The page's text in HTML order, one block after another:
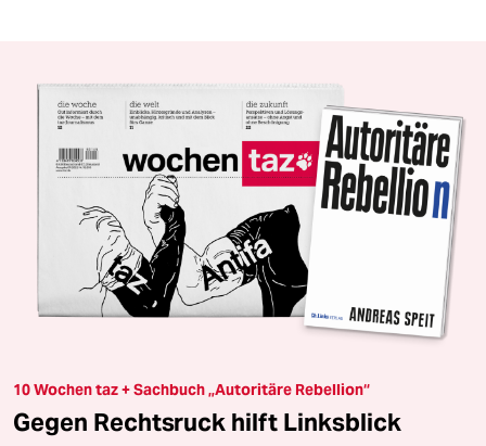
10 Wochen taz + Sachbuch „Autoritäre Rebellion“
Gegen Rechtsruck hilft Linksblick